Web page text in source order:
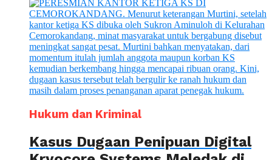
Hukum dan Kriminal
Kasus Dugaan Penipuan Digital